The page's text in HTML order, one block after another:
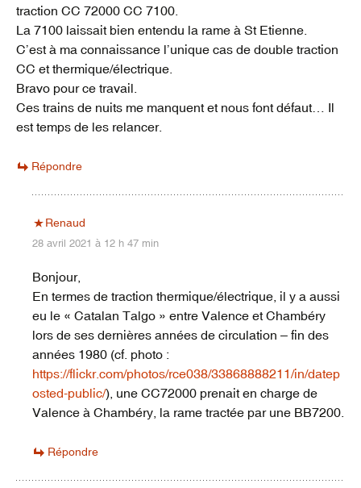
traction CC 72000 CC 7100.
La 7100 laissait bien entendu la rame à St Etienne.
C’est à ma connaissance l’unique cas de double traction
CC et thermique/électrique.
Bravo pour ce travail.
Ces trains de nuits me manquent et nous font défaut… Il
est temps de les relancer.
Répondre
Renaud
28 avril 2021 à 12 h 47 min
Bonjour,
En termes de traction thermique/électrique, il y a aussi
eu le « Catalan Talgo » entre Valence et Chambéry
lors de ses dernières années de circulation – fin des
années 1980 (cf. photo :
https://flickr.com/photos/rce038/33868888211/in/datep
osted-public/), une CC72000 prenait en charge de
Valence à Chambéry, la rame tractée par une BB7200.
Répondre